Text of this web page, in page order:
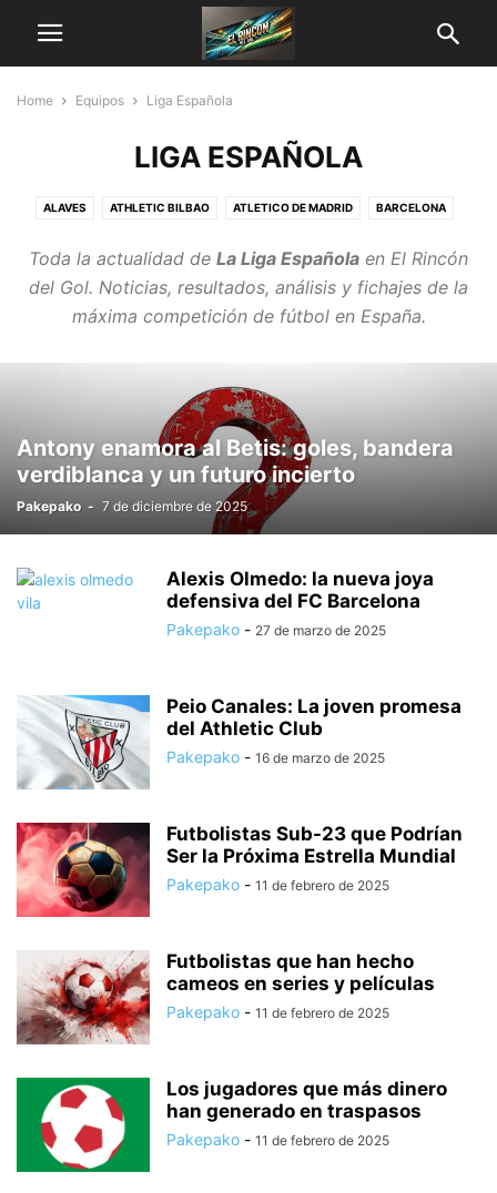
Home Equipos Liga Española
LIGA ESPAÑOLA
ALAVES ATHLETIC BILBAO ATLETICO DE MADRID BARCELONA
GIRONA LEGANES MALLORCA OSASUNA RAYO VALLECANO
REAL SOCIEDAD SEVILLA VALENCIA VALLADOLID
Toda la actualidad de La Liga Española en El Rincón
del Gol. Noticias, resultados, análisis y fichajes de la
máxima competición de fútbol en España.
Antony enamora al Betis: goles, bandera
verdiblanca y un futuro incierto
Pakepako - 7 de diciembre de 2025
Alexis Olmedo: la nueva joya
defensiva del FC Barcelona
Pakepako - 27 de marzo de 2025
Peio Canales: La joven promesa
del Athletic Club
Pakepako - 16 de marzo de 2025
Futbolistas Sub-23 que Podrían
Ser la Próxima Estrella Mundial
Pakepako - 11 de febrero de 2025
Futbolistas que han hecho
cameos en series y películas
Pakepako - 11 de febrero de 2025
Los jugadores que más dinero
han generado en traspasos
Pakepako - 11 de febrero de 2025